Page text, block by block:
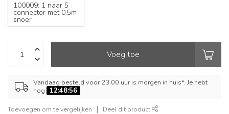
100009: 1 naar 5
connector met 0,5m
snoer
Voeg toe
Vandaag besteld voor 23.00 uur is morgen in huis*. Je hebt
nog
12:48:55
Toevoegen om te vergelijken Deel dit product